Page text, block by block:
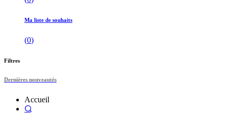
Ma liste de souhaits
(0)
Filtres
Dernières nouveautés
Accueil